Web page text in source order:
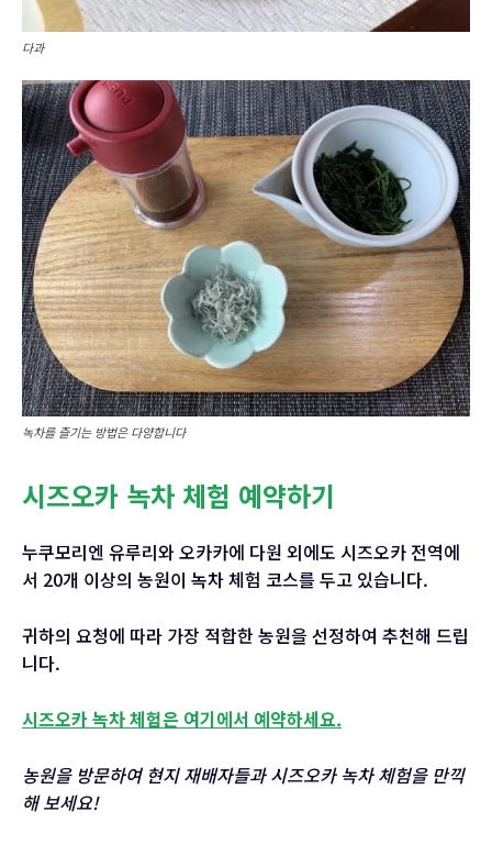
다과
녹차를 즐기는 방법은 다양합니다
시즈오카 녹차 체험 예약하기
누쿠모리엔 유루리와 오카카에 다원 외에도 시즈오카 전역에
서 20개 이상의 농원이 녹차 체험 코스를 두고 있습니다.
귀하의 요청에 따라 가장 적합한 농원을 선정하여 추천해 드립
니다.
시즈오카 녹차 체험은 여기에서 예약하세요.
농원을 방문하여 현지 재배자들과 시즈오카 녹차 체험을 만끽
해 보세요!